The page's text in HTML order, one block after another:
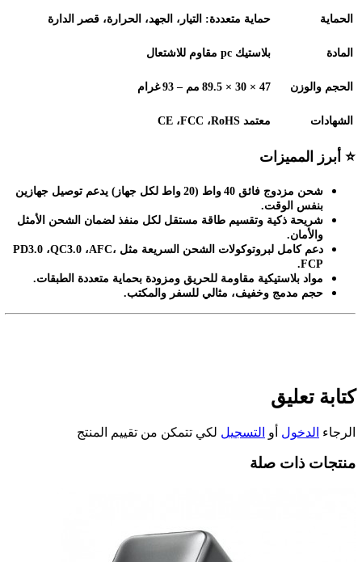
الحماية حماية متعددة: التيار، الجهد، الحرارة، قصر الدارة
المادة بلاستيك مقاوم للاشتعال
الحجم والوزن 47 × 30 × 89.5 مم – 93 غرام
الشهادات معتمد ،FCC ،RoHS
⭐ أبرز المميزات
شحن مزدوج فائق 40 واط (20
واط لكل جهاز) يدعم توصيل جهازين
بنفس الوقت.
شريحة ذكية وتقسيم طاقة مستقل لكل منفذ لضمان الشحن الأمثل
والأمان.
دعم كامل لبروتوكولات الشحن السريعة مثل
،QC3.0 ،AFC،
FCP.
مواد بلاستيكية مقاومة للحريق ومزودة بحماية متعددة الطبقات.
حجم مدمج وخفيف، مثالي للسفر والمكتب.
كتابة تعليق
الرجاء الدخول أو التسجيل لكي تتمكن من تقييم المنتج
منتجات ذات صلة